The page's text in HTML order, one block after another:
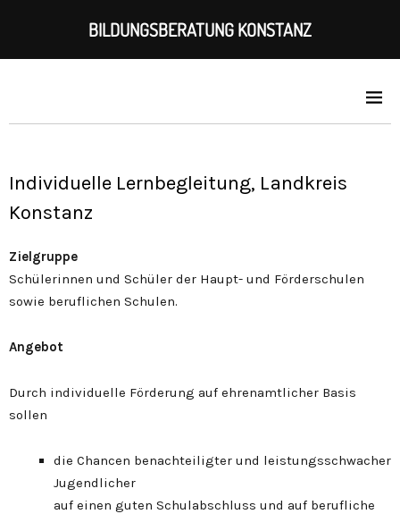
Individuelle Lernbegleitung, Landkreis
Konstanz
Zielgruppe
Schülerinnen und Schüler der Haupt- und Förderschulen
sowie beruflichen Schulen.
Angebot
Durch individuelle Förderung auf ehrenamtlicher Basis
sollen
die Chancen benachteiligter und leistungsschwacher
Jugendlicher
auf einen guten Schulabschluss und auf berufliche
BILDUNGSBERATUNG KONSTANZ